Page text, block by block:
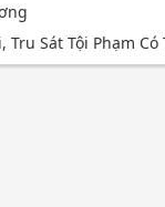
Tru Sát Tội Phạm